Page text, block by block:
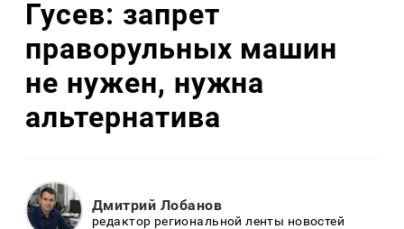
Гусев: запрет
праворульных машин
не нужен, нужна
альтернатива
Дмитрий Лобанов
редактор региональной ленты новостей